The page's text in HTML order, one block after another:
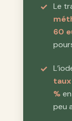
Le
60
%
peu